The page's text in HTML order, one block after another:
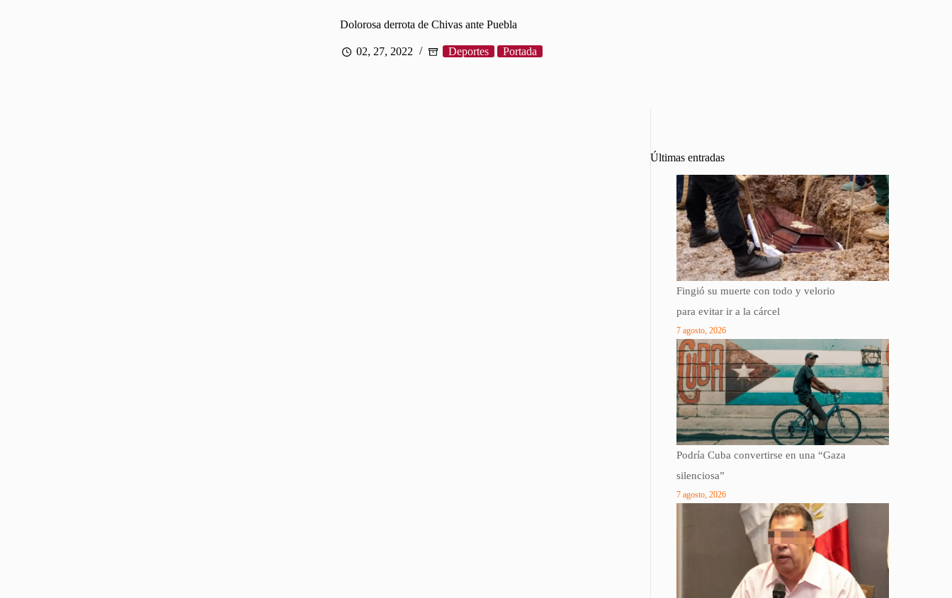
Dolorosa derrota de Chivas ante Puebla
02, 27, 2022 Deportes Portada
Últimas entradas
Fingió su muerte con todo y velorio
para evitar ir a la cárcel
7 agosto, 2026
Podría Cuba convertirse en una “Gaza
silenciosa”
7 agosto, 2026